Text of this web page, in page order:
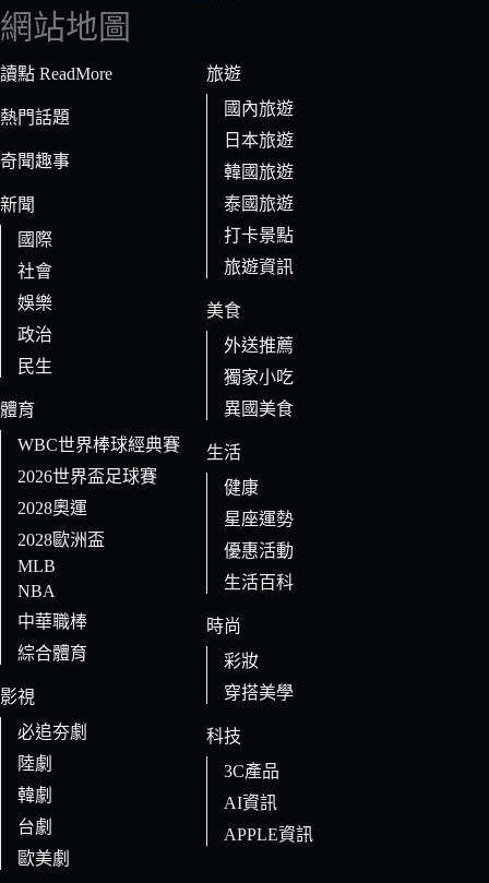
符
合
條
的
果
網站地圖
讀點 ReadMore
熱門話題
奇聞趣事
新聞
國際
社會
娛樂
政治
民生
體育
WBC世界棒球經典賽
2026世界盃足球賽
2028奧運
2028歐洲盃
MLB
NBA
中華職棒
綜合體育
影視
必追夯劇
陸劇
韓劇
台劇
歐美劇
旅遊
國內旅遊
日本旅遊
韓國旅遊
泰國旅遊
打卡景點
旅遊資訊
美食
外送推薦
獨家小吃
異國美食
生活
健康
星座運勢
優惠活動
生活百科
時尚
彩妝
穿搭美學
科技
3C產品
AI資訊
APPLE資訊